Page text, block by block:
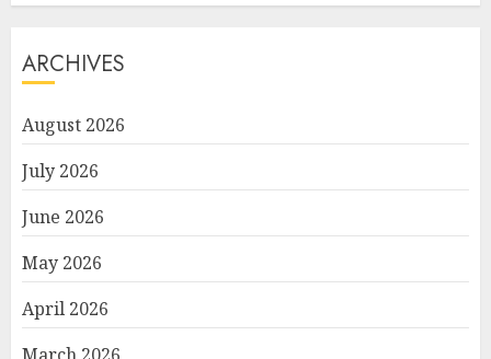
ARCHIVES
August 2026
July 2026
June 2026
May 2026
April 2026
March 2026